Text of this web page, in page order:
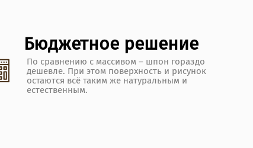
Бюджетное решение
По сравнению с массивом – шпон гораздо
дешевле. При этом поверхность и рисунок
остаются всё таким же натуральным и
естественным.